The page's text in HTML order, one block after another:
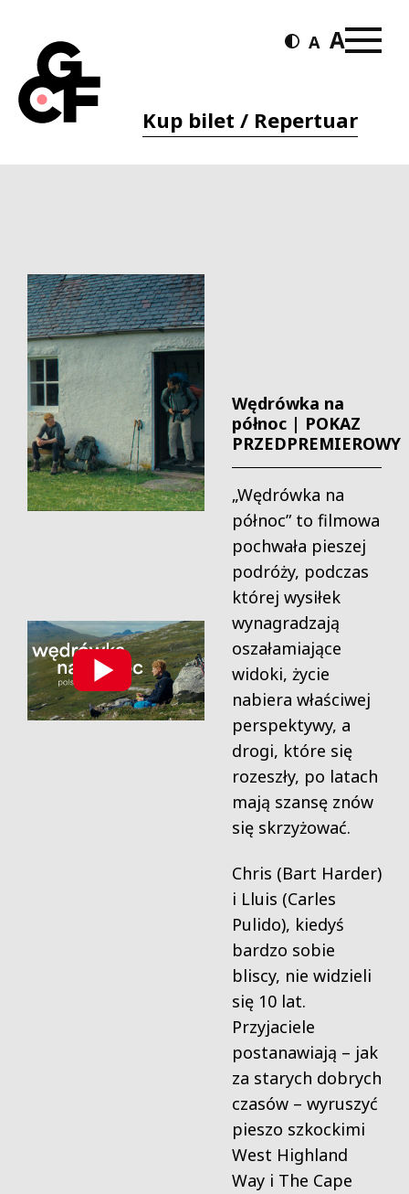
Kup bilet / Repertuar
Wędrówka na
północ | POKAZ
PRZEDPREMIEROWY
„Wędrówka na
północ” to filmowa
pochwała pieszej
podróży, podczas
której wysiłek
wynagradzają
oszałamiające
widoki, życie
nabiera właściwej
perspektywy, a
drogi, które się
rozeszły, po latach
mają szansę znów
się skrzyżować.
Chris (Bart Harder)
i Lluis (Carles
Pulido), kiedyś
bardzo sobie
bliscy, nie widzieli
się 10 lat.
Przyjaciele
postanawiają – jak
za starych dobrych
czasów – wyruszyć
pieszo szkockimi
West Highland
Way i The Cape